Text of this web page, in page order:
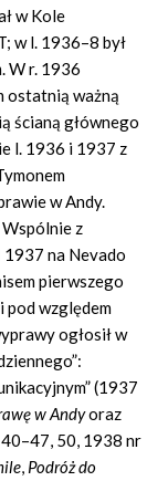
w Kole
w l. 1936–8 był
W r. 1936
ostatnią ważną
ścianą głównego
l. 1936 i 1937 z
w Andy.
z
1937 na Nevado
pierwszego
pod względem
ogłosił w
(1937
w Andyoraz
50, 1938 nr
, Podróż do